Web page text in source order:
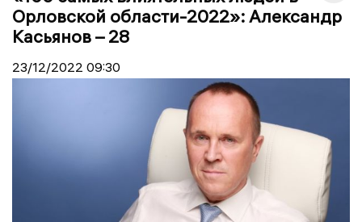
Орловской области-2022»: Александр
Касьянов – 28
23/12/2022 09:30